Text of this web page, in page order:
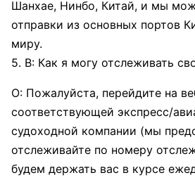
Шанхае, Нинбо, Китай, и мы
отправки из основных портов
миру.
5. В: Как я могу отслеживать
О: Пожалуйста, перейдите на
соответствующей экспресс/
судоходной компании (мы
отслеживайте по номеру
будем держать вас в курсе